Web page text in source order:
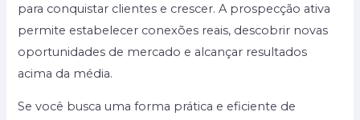
para conquistar clientes e crescer. A prospecção ativa
permite estabelecer conexões reais, descobrir novas
oportunidades de mercado e alcançar resultados
acima da média.
Se você busca uma forma prática e eficiente de